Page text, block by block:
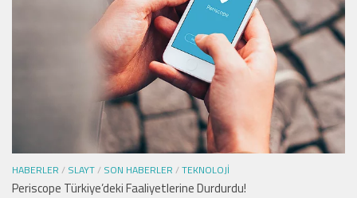
HABERLER / SLAYT/ SON HABERLER /TEKNOLOJI
Periscope Türkiye’deki Faaliyetlerine Durdurdu!